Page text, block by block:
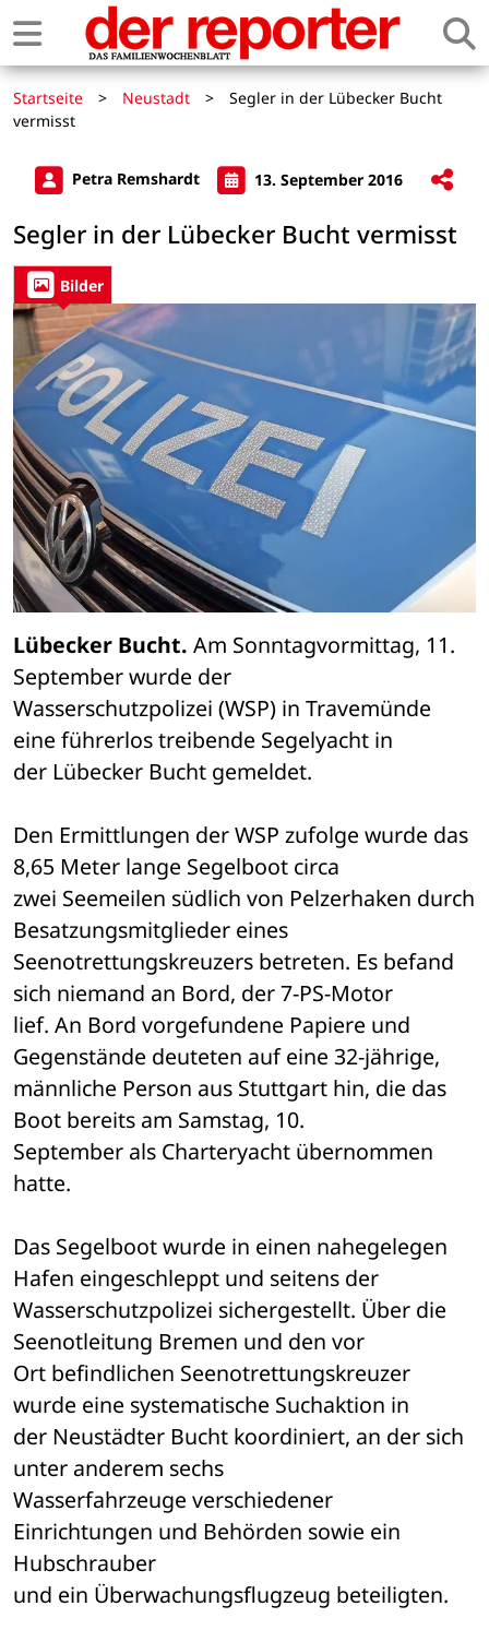
Startseite > Neustadt >
Segler in der Lübecker Bucht
vermisst
Petra Remshardt 13. September 2016
Segler in der Lübecker Bucht vermisst
Bilder
Lübecker Bucht. Am Sonntagvormittag, 11.
September wurde der
Wasserschutzpolizei (WSP) in Travemünde
eine führerlos treibende Segelyacht in
der Lübecker Bucht gemeldet.
Den Ermittlungen der WSP zufolge wurde das
8,65 Meter lange Segelboot circa
zwei Seemeilen südlich von Pelzerhaken durch
Besatzungsmitglieder eines
Seenotrettungskreuzers betreten. Es befand
sich niemand an Bord, der 7-PS-Motor
lief. An Bord vorgefundene Papiere und
Gegenstände deuteten auf eine 32-jährige,
männliche Person aus Stuttgart hin, die das
Boot bereits am Samstag, 10.
September als Charteryacht übernommen
hatte.
Das Segelboot wurde in einen nahegelegen
Hafen eingeschleppt und seitens der
Wasserschutzpolizei sichergestellt. Über die
Seenotleitung Bremen und den vor
Ort befindlichen Seenotrettungskreuzer
wurde eine systematische Suchaktion in
der Neustädter Bucht koordiniert, an der sich
unter anderem sechs
Wasserfahrzeuge verschiedener
Einrichtungen und Behörden sowie ein
Hubschrauber
und ein Überwachungsflugzeug beteiligten.